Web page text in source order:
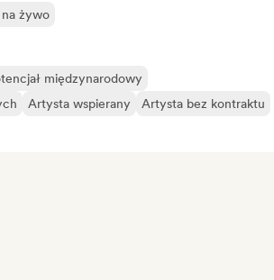
żywo
międzynarodowy
Artysta wspierany
Artysta bez kontraktu